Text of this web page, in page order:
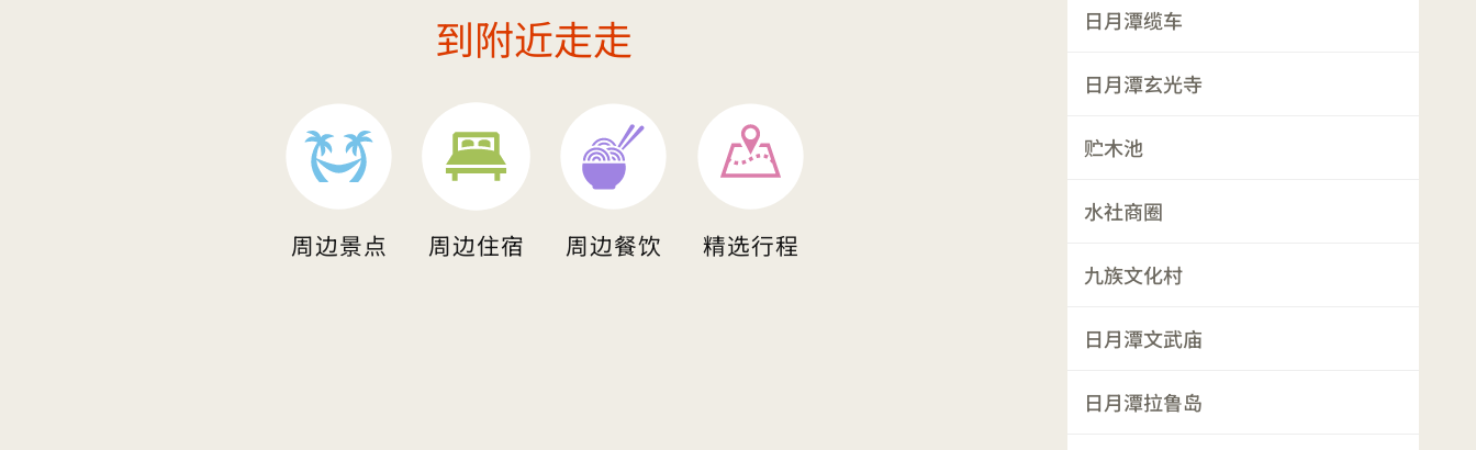
到附近走走
周边景点 周边住宿 周边餐饮 精选行程
日月潭缆车
日月潭玄光寺
贮木池
水社商圈
九族文化村
日月潭文武庙
日月潭拉鲁岛